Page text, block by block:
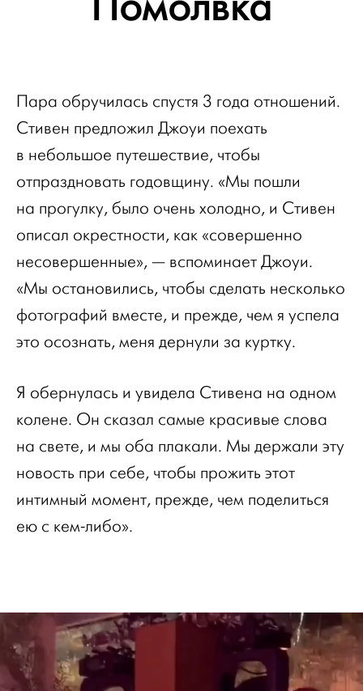
Пара обручилась спустя 3 года отношений.
Стивен предложил Джоуи поехать
в небольшое путешествие, чтобы
отпраздновать годовщину. «Мы пошли
на прогулку, было очень холодно, и Стивен
описал окрестности, как «совершенно
несовершенные», — вспоминает Джоуи.
«Мы остановились, чтобы сделать несколько
фотографий вместе, и прежде, чем я успела
это осознать, меня дернули за куртку.
Я обернулась и увидела Стивена на одном
колене. Он сказал самые красивые слова
на свете, и мы оба плакали. Мы держали эту
новость при себе, чтобы прожить этот
интимный момент, прежде, чем поделиться
ею с кем-либо».